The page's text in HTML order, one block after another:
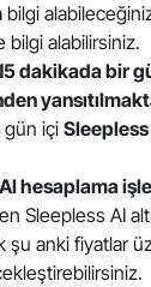
bilgi
bilgi alabilirsiniz.
dakikada bir
içi Sleepless
hesaplama
Sleepless AI
şu anki fiyatlar